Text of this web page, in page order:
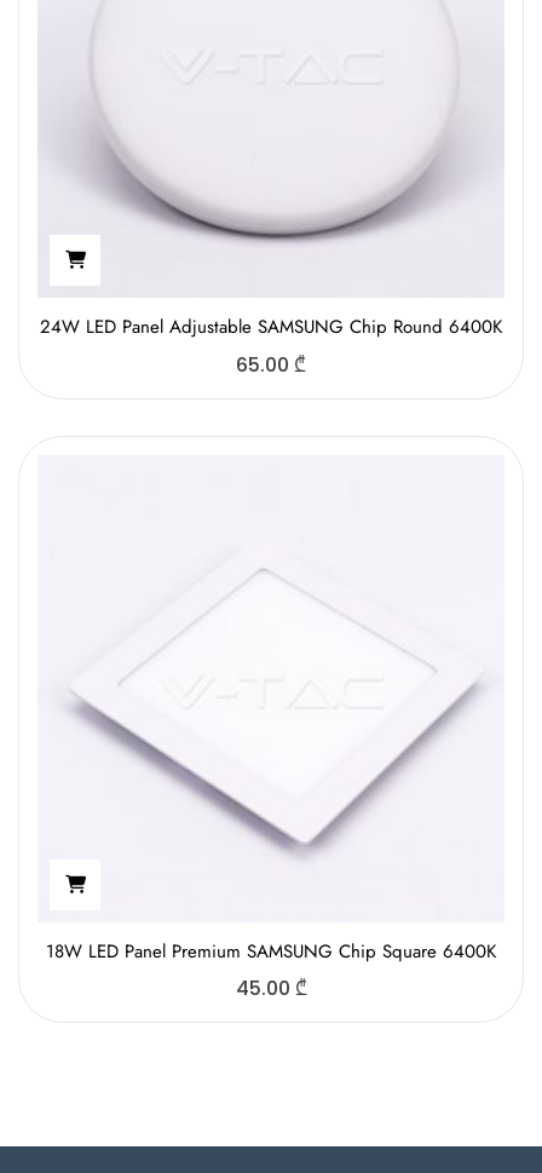
24W LED Panel Adjustable SAMSUNG Chip Round 6400K
65.00 ₾
18W LED Panel Premium SAMSUNG Chip Square 6400K
45.00 ₾